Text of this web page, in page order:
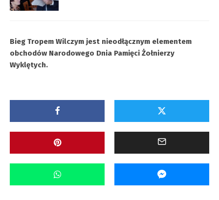
Bieg Tropem Wilczym jest nieodłącznym elementem
obchodów Narodowego Dnia Pamięci Żołnierzy
Wyklętych.